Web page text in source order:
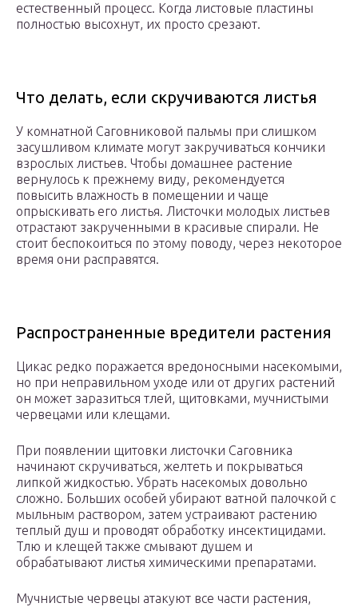
естественный процесс. Когда листовые пластины
полностью высохнут, их просто срезают.
Что делать, если скручиваются листья
У комнатной Саговниковой пальмы при слишком
засушливом климате могут закручиваться кончики
взрослых листьев. Чтобы домашнее растение
вернулось к прежнему виду, рекомендуется
повысить влажность в помещении и чаще
опрыскивать его листья. Листочки молодых листьев
отрастают закрученными в красивые спирали. Не
стоит беспокоиться по этому поводу, через некоторое
время они расправятся.
Распространенные вредители растения
Цикас редко поражается вредоносными насекомыми,
но при неправильном уходе или от других растений
он может заразиться тлей, щитовками, мучнистыми
червецами или клещами.
При появлении щитовки листочки Саговника
начинают скручиваться, желтеть и покрываться
липкой жидкостью. Убрать насекомых довольно
сложно. Больших особей убирают ватной палочкой с
мыльным раствором, затем устраивают растению
теплый душ и проводят обработку инсектицидами.
Тлю и клещей также смывают душем и
обрабатывают листья химическими препаратами.
Мучнистые червецы атакуют все части растения,